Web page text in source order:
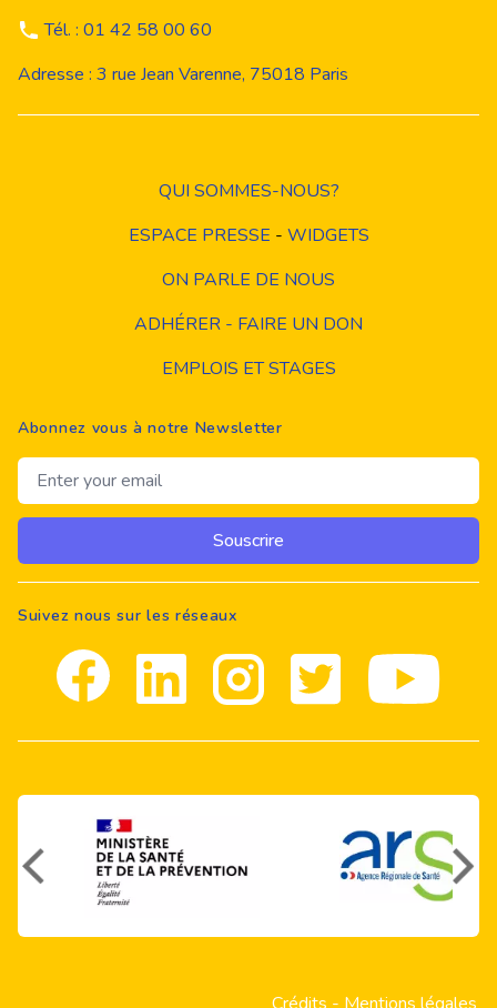
Tél. : 01 42 58 00 60
Adresse : 3 rue Jean Varenne, 75018 Paris
QUI SOMMES-NOUS?
ESPACE PRESSE - WIDGETS
ON PARLE DE NOUS
ADHÉRER - FAIRE UN DON
EMPLOIS ET STAGES
Abonnez vous à notre Newsletter
Email address
Souscrire
Suivez nous sur les réseaux
Facebook Linkedin Instagram Twitter youtube